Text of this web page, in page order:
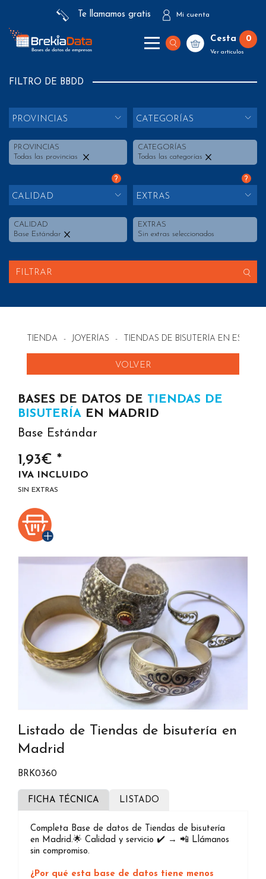
Te llamamos gratis Mi cuenta
Cesta 0
Ver artículos
FILTRO DE BBDD
PROVINCIAS
PROVINCIAS
Todas las provincias
CATEGORÍAS
CATEGORÍAS
Todas las categorías
?
CALIDAD
CALIDAD
Base Estándar
?
EXTRAS
EXTRAS
Sin extras seleccionados
FILTRAR
TIENDA - JOYERÍAS - TIENDAS DE BISUTERÍA EN ESPAÑA
VOLVER
BASES DE DATOS DE TIENDAS DE
BISUTERÍA EN MADRID
Base Estándar
1,93€ *
IVA INCLUIDO
SIN EXTRAS
Listado de Tiendas de bisutería en
Madrid
BRK0360
FICHA TÉCNICA LISTADO
Completa Base de datos de Tiendas de bisutería
en Madrid.🌟 Calidad y servicio ✔️ → 📲 Llámanos
sin compromiso.
¿Por qué esta base de datos tiene menos